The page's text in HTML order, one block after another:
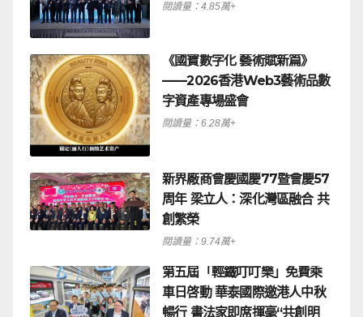
閱讀量：4.85萬+
《國寶數字化 藝術賦新篇》
——2026香港Web3藝術品數
字資產專場盛會
閱讀量：6.28萬+
新界廠商會慶國慶77暨會慶57
周年 梁立人：深化灣區融合 共
創繁榮
閱讀量：9.74萬+
第五屆「輕鐵叮叮樂」免費乘
車日啓動 華泰國際邀港人中秋
暢行 書法家即席揮毫“共創明